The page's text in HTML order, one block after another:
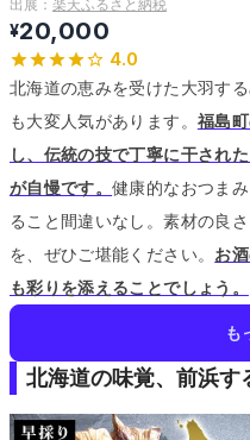
出展： 楽天ふるさと納税
¥20,000
4.0
北海道の恵みを受けた大羽す
も大変人気があります。 福島
し、伝統の技で丁寧に干され
が自慢です。健康的なおつま
ること間違いなし。素材の良
を、ぜひご堪能ください。 お
も彩りを添えることでしょう。
も
北海道の味覚、前浜す